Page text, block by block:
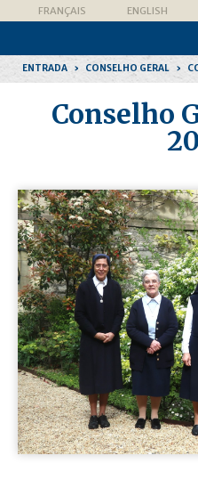
FerramentasFRANÇAIS ENGLISH
ENTRADA › CONSELHO GERAL ›
Conselho